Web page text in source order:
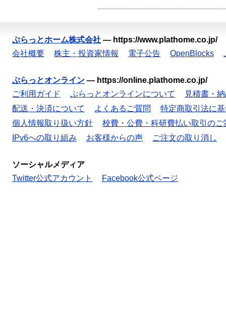
ぷらっとホーム株式会社 — https://www.plathome.co.jp/
会社概要
株主・投資家情報 電子公告 OpenBlocks
ぷらっとオンライン — https://online.plathome.co.jp/
ご利用ガイド
ぷらっとオンラインについて
見積書・
配送・決済について
よくあるご質問
特定商取引法に
個人情報取り扱い方針
校費・公費・科研費払い取引のご
IPv6への取り組み
お客様からの声 ご注文の取り消し
ソーシャルメディア
Twitter公式アカウント
Facebook公式ページ